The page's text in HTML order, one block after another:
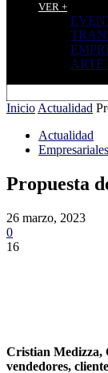
VER +
ARTE
Inicio Actualidad
Actualidad
Empresariales
Propuesta
26 marzo, 2023
0
16
Cristian Medizza,
vendedores,